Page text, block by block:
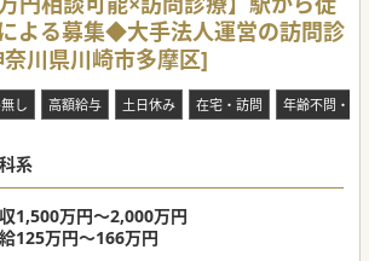
5㎞圏内程度であり、かつ効率的に周る
でいるため、無理なく効率的な訪問が行
昼休憩時・夕方の帰院後など、医師を含
機会が日常的にあり、相談環境も整って
バー1名の3名体制の訪問体制となりま
による管理料や処方箋の情報入力がある
及び患者様の診療・各書類の記載をお願い
は、精神保健福祉士が事前に訪問の上状
よる募集◆大手法人運営の訪問診
川県川崎市多摩区]
し 高額給与 土日休み 在宅・訪問 年齢不問・ベ
系
1,500万円～2,000万円
125万円～166万円